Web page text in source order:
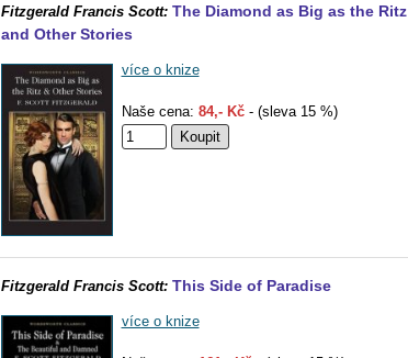
Fitzgerald Francis Scott: The Diamond as Big as the Ritz
and Other Stories
více o knize
Naše cena: 84,- Kč- (sleva 15 %)
Fitzgerald Francis Scott: This Side of Paradise
více o knize